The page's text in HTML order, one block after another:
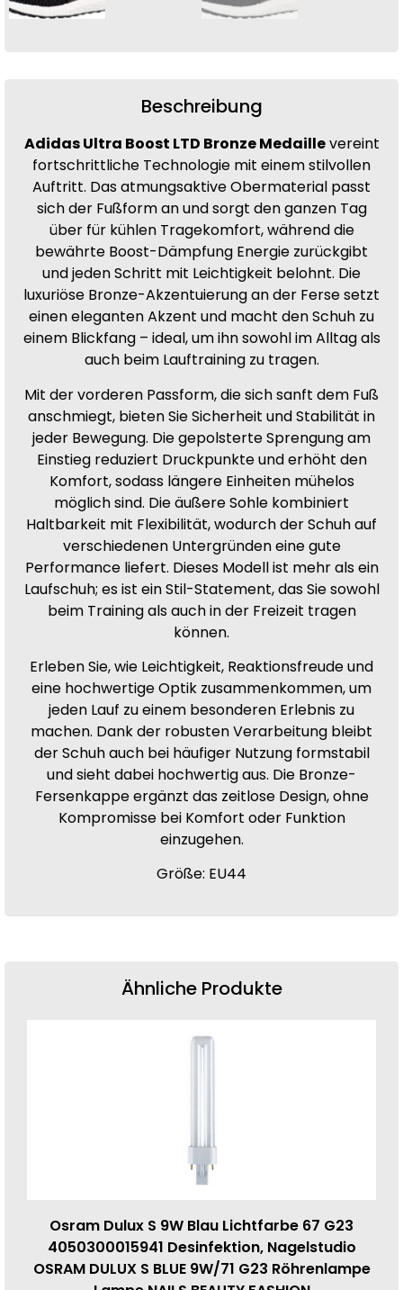
Beschreibung
Adidas Ultra Boost LTD Bronze Medaillevereint
fortschrittliche Technologie mit einem stilvollen
Auftritt. Das atmungsaktive Obermaterial passt
sich der Fußform an und sorgt den ganzen Tag
über für kühlen Tragekomfort, während die
bewährte Boost-Dämpfung Energie zurückgibt
und jeden Schritt mit Leichtigkeit belohnt. Die
luxuriöse Bronze-Akzentuierung an der Ferse setzt
einen eleganten Akzent und macht den Schuh zu
einem Blickfang – ideal, um ihn sowohl im Alltag als
auch beim Lauftraining zu tragen.
Mit der vorderen Passform, die sich sanft dem Fuß
anschmiegt, bieten Sie Sicherheit und Stabilität in
jeder Bewegung. Die gepolsterte Sprengung am
Einstieg reduziert Druckpunkte und erhöht den
Komfort, sodass längere Einheiten mühelos
möglich sind. Die äußere Sohle kombiniert
Haltbarkeit mit Flexibilität, wodurch der Schuh auf
verschiedenen Untergründen eine gute
Performance liefert. Dieses Modell ist mehr als ein
Laufschuh; es ist ein Stil-Statement, das Sie sowohl
beim Training als auch in der Freizeit tragen
können.
Erleben Sie, wie Leichtigkeit, Reaktionsfreude und
eine hochwertige Optik zusammenkommen, um
jeden Lauf zu einem besonderen Erlebnis zu
machen. Dank der robusten Verarbeitung bleibt
der Schuh auch bei häufiger Nutzung formstabil
und sieht dabei hochwertig aus. Die Bronze-
Fersenkappe ergänzt das zeitlose Design, ohne
Kompromisse bei Komfort oder Funktion
einzugehen.
Größe: EU44
Ähnliche Produkte
Osram Dulux S 9W Blau Lichtfarbe 67 G23
4050300015941 Desinfektion, Nagelstudio
OSRAM DULUX S BLUE 9W/71 G23 Röhrenlampe